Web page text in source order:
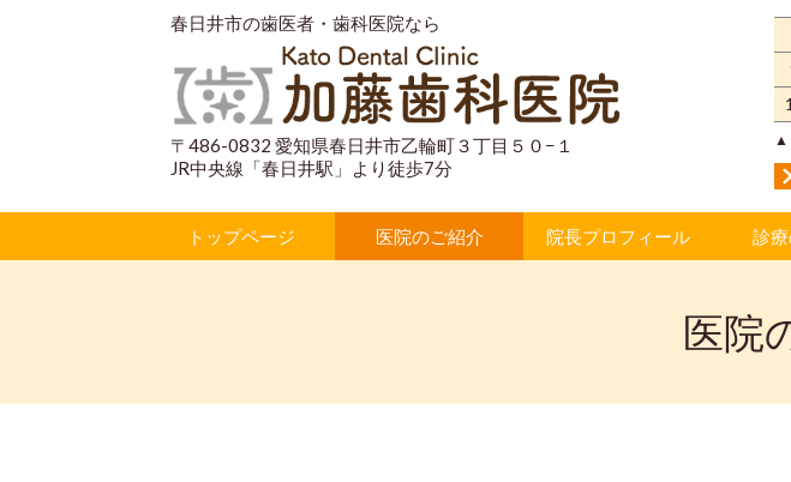
春日井市の歯医者・歯科医院なら
〒486-0832 愛知県春日井市乙輪町３丁目５０−１
JR中央線「春日井駅」より徒歩7分
▲
トップページ 医院のご紹介 院長プロフィール 診
医院